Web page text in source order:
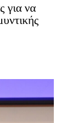
για να